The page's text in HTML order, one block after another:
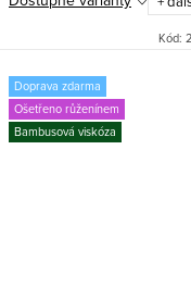
Kód:
Doprava zdarma
Ošetřeno růženínem
Bambusová viskóza